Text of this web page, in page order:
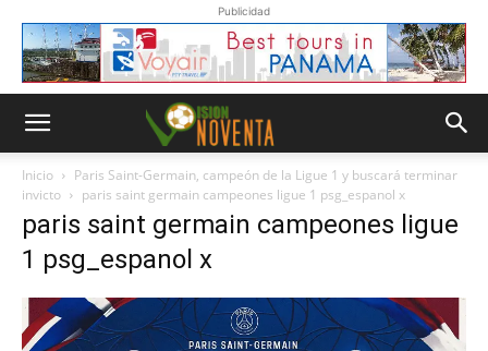
Publicidad
Inicio
Paris Saint-Germain, campeón de la Ligue 1 y buscará terminar
invicto
paris saint germain campeones ligue 1 psg_espanol x
paris saint germain campeones ligue
1 psg_espanol x